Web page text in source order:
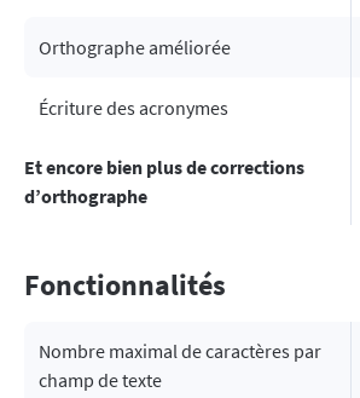
Orthographe améliorée
Écriture des acronymes
Et encore bien plus de corrections
d’orthographe
Fonctionnalités
Nombre maximal de caractères par
champ de texte